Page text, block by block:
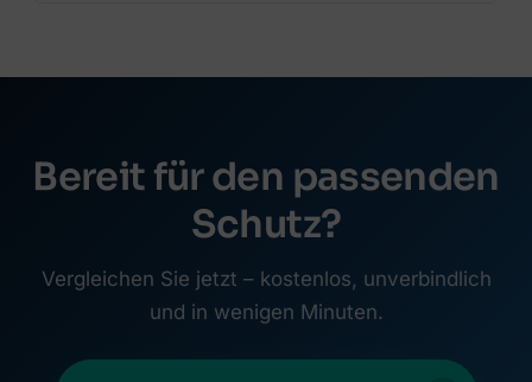
Bereit für den passenden
Schutz?
Vergleichen Sie jetzt – kostenlos, unverbindlich
und in wenigen Minuten.